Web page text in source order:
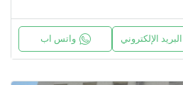
البريد الإلكتروني واتس اب